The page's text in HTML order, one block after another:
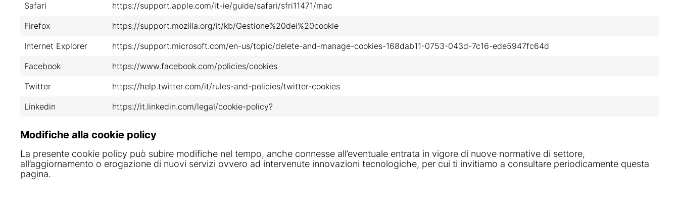
Safari
https://support.apple.com/it-ie/guide/safari/sfri11471/mac
Firefox
https://support.mozilla.org/it/kb/Gestione%20dei%20cookie
Internet Explorer
https://support.microsoft.com/en-us/topic/delete-and-manage-cookies-168dab11-0753-043d-7c16-ede5947fc64d
Facebook
https://www.facebook.com/policies/cookies
Twitter
https://help.twitter.com/it/rules-and-policies/twitter-cookies
Linkedin
https://it.linkedin.com/legal/cookie-policy?
Modifiche alla cookie policy
La presente cookie policy può subire modifiche nel tempo, anche connesse all’eventuale entrata in vigore di nuove normative di settore,
all’aggiornamento o erogazione di nuovi servizi ovvero ad intervenute innovazioni tecnologiche, per cui ti invitiamo a consultare periodicamente questa
pagina.